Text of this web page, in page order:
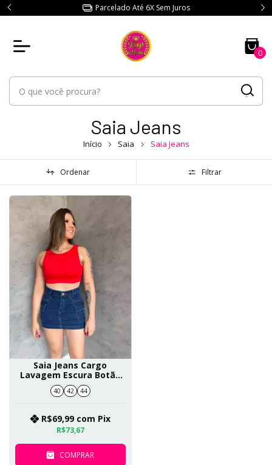
Parcelado Até 6X Sem Juros
0
Saia Jeans
Início Saia Saia Jeans
Ordenar Filtrar
Saia Jeans Cargo
Lavagem Escura Botão
Dourado SKU 147
40 42 44
R$73,67
R$69,99 com Pix
COMPRAR